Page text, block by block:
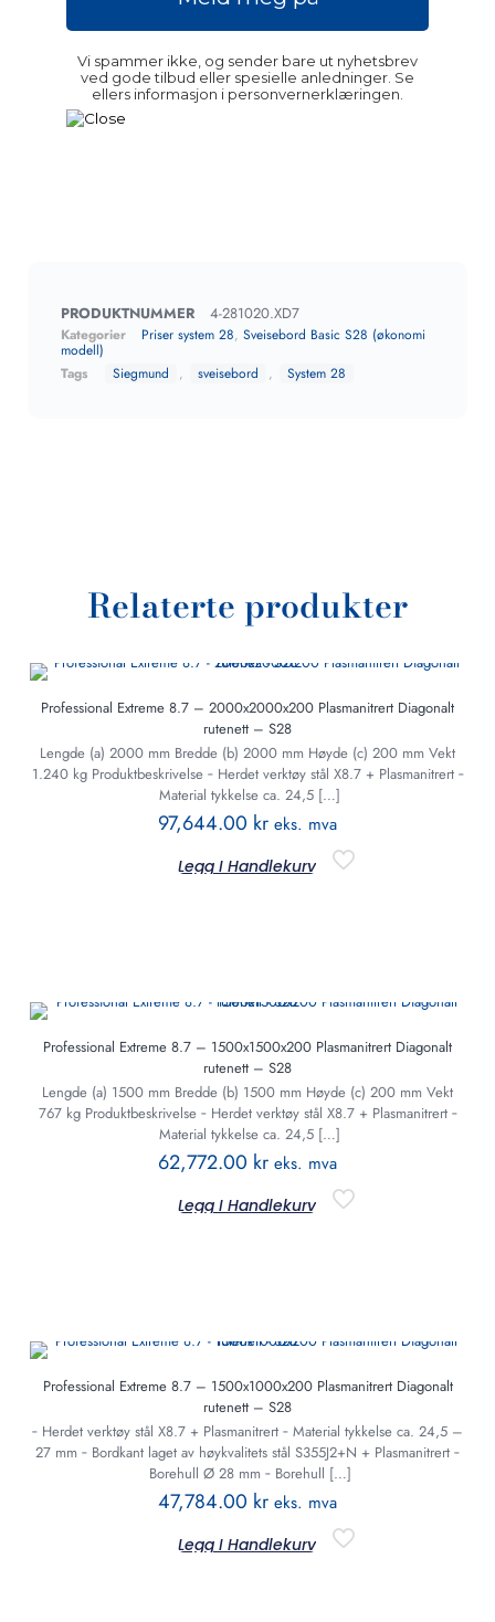
Vi spammer ikke, og sender bare ut nyhetsbrev
ved gode tilbud eller spesielle anledninger. Se
ellers informasjon i personvernerklæringen.
PRODUKTNUMMER 4-281020.XD7
Kategorier Priser system 28, Sveisebord Basic S28 (økonomi
modell)
Tags
Siegmund , sveisebord , System 28
Relaterte produkter
Professional Extreme 8.7 – 2000x2000x200 Plasmanitrert Diagonalt
rutenett – S28
Lengde (a) 2000 mm Bredde (b) 2000 mm Høyde (c) 200 mm Vekt
1.240 kg Produktbeskrivelse ‐ Herdet verktøy stål X8.7 + Plasmanitrert ‐
Material tykkelse ca. 24,5 […]
97,644.00 kr eks. mva
Legg I Handlekurv
Professional Extreme 8.7 – 1500x1500x200 Plasmanitrert Diagonalt
rutenett – S28
Lengde (a) 1500 mm Bredde (b) 1500 mm Høyde (c) 200 mm Vekt
767 kg Produktbeskrivelse ‐ Herdet verktøy stål X8.7 + Plasmanitrert ‐
Material tykkelse ca. 24,5 […]
62,772.00 kr eks. mva
Legg I Handlekurv
Professional Extreme 8.7 – 1500x1000x200 Plasmanitrert Diagonalt
rutenett – S28
‐ Herdet verktøy stål X8.7 + Plasmanitrert ‐ Material tykkelse ca. 24,5 –
27 mm ‐ Bordkant laget av høykvalitets stål S355J2+N + Plasmanitrert ‐
Borehull Ø 28 mm ‐ Borehull […]
47,784.00 kr eks. mva
Legg I Handlekurv